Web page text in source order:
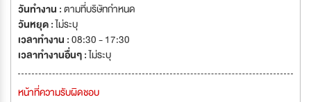
วันทำงาน :ตามที่บริษัทกำหนด
วันหยุด :ไม่ระบุ
เวลาทำงาน :08:30 - 17:30
เวลาทำงานอื่นๆ :ไม่ระบุ
หน้าที่ความรับผิดชอบ